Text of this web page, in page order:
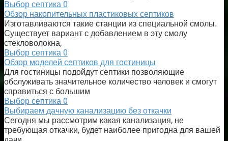
Выбор септика 0
Обзор накопительных пластиковых септиков
Изготавливаются такие станции из специальной смолы.
Существует вариант с добавлением в эту смолу
стекловолокна,
Выбор септика 0
Обзор моделей септиков для гостиницы
Для гостиницы подойдут септики позволяющие
обслуживать значительное количество человек и смогут
справиться с большим
Выбор септика 0
Выбираем дачную канализацию без откачки
Сегодня мы рассмотрим какая канализация, не
требующая откачки, будет наиболее пригодна для вашей